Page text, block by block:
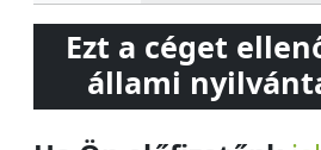
Ezt a céget
állami